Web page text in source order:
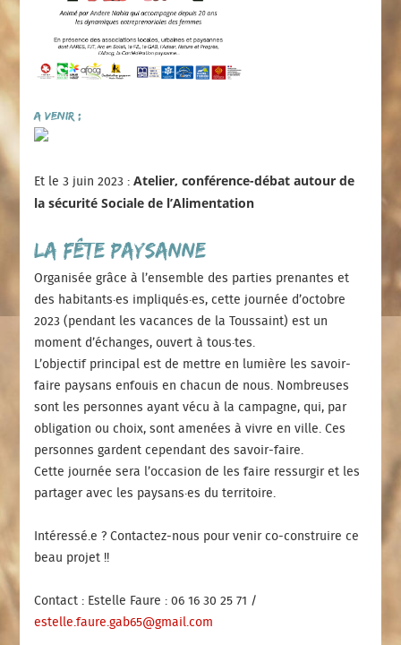
a venir :
Et le 3 juin 2023 :Atelier, conférence-débat autour de
la sécurité Sociale de l’Alimentation
la fête paysanne
Organisée grâce à l’ensemble des parties prenantes et
des habitants·es impliqués·es, cette journée d’octobre
2023 (pendant les vacances de la Toussaint) est un
moment d’échanges, ouvert à tous·tes.
L’objectif principal est de mettre en lumière les savoir-
faire paysans enfouis en chacun de nous. Nombreuses
sont les personnes ayant vécu à la campagne, qui, par
obligation ou choix, sont amenées à vivre en ville. Ces
personnes gardent cependant des savoir-faire.
Cette journée sera l’occasion de les faire ressurgir et les
partager avec les paysans·es du territoire.
Intéressé.e ? Contactez-nous pour venir co-construire ce
beau projet !!
Contact : Estelle Faure : 06 16 30 25 71 /
estelle.faure.gab65@gmail.com